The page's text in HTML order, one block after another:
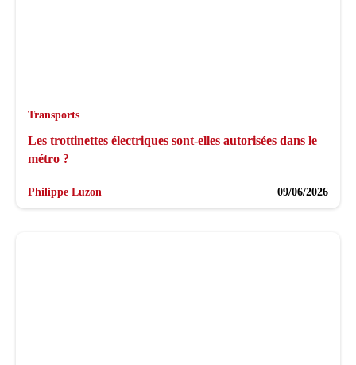
Transports
Les trottinettes électriques sont-elles autorisées dans le
métro ?
Philippe Luzon 09/06/2026